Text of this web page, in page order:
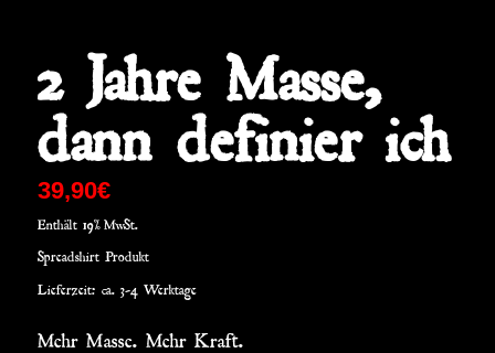
2 Jahre Masse,
dann definier ich
39,90€
Enthält 19% MwSt.
Spreadshirt Produkt
Lieferzeit: ca. 3-4 Werktage
Mehr Masse. Mehr Kraft.